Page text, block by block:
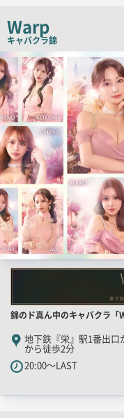
ピ
ー
Warp
キャバクラ錦
検
索
結
果
一
覧
用
画
像
店
舗
PR
キ
ッ
錦のド真ん中のキャバクラ「
地下鉄『栄』駅1番出口
から徒歩2分
20:00～LAST